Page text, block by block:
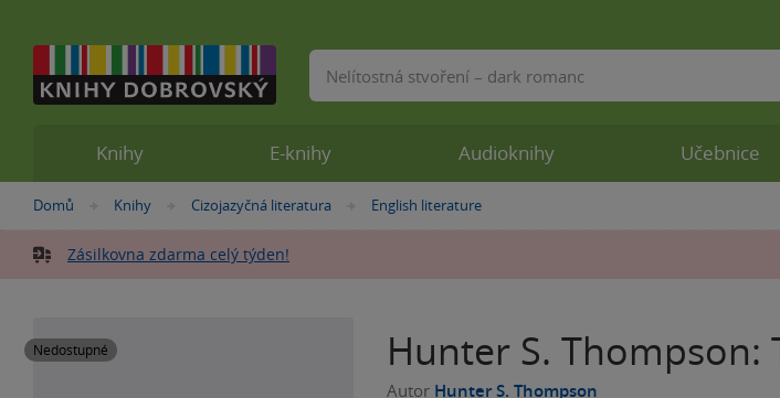
Nacházíte
zde:
Domů »
Knihy »
Cizojazyčná literatura »
English literature
Zásilkovna zdarma celý týden!
Nedostupné Hunter S. Thompson:
Autor Hunter S. Thompson
Knihy E-knihy Audioknihy Učebnice
Vyhledávání